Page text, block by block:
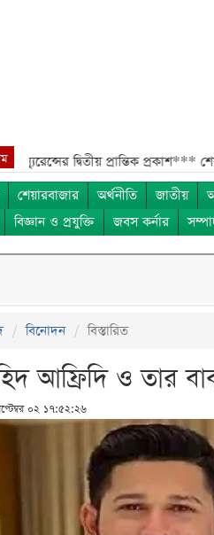
দ্বিতীয় প্রান্তিক প্রকাশ*** শেয়ার দাম
শেয়ারবাজার অর্থনীতি জাতীয়
বিজ্ঞান ও প্রযুক্তি জবস কর্নার
বিনোদন বিস্তারিত
আফ্রিদি ও তার
০২ ১৭:৫২:২৬